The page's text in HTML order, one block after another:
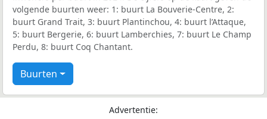
volgende buurten weer: 1: buurt La Bouverie-Centre, 2:
buurt Grand Trait, 3: buurt Plantinchou, 4: buurt l’Attaque,
5: buurt Bergerie, 6: buurt Lamberchies, 7: buurt Le Champ
Perdu, 8: buurt Coq Chantant.
Buurten
Advertentie: